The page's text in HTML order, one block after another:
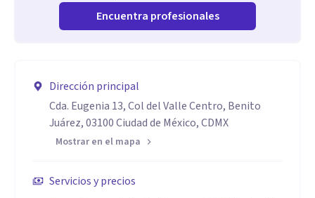
Encuentra profesionales
Dirección principal
Cda. Eugenia 13, Col del Valle Centro, Benito
Juárez, 03100 Ciudad de México, CDMX
Mostrar en el mapa
Servicios y precios